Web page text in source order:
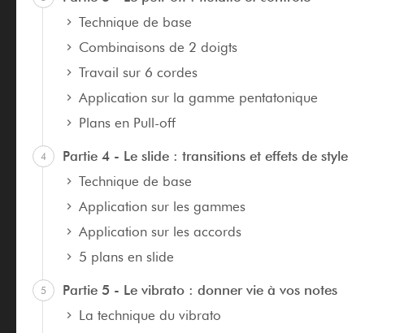
Technique de base
Combinaisons de 2 doigts
Travail sur 6 cordes
Application sur la gamme pentatonique
Plans en Pull-off
4
Partie 4 - Le slide : transitions et effets de style
Technique de base
Application sur les gammes
Application sur les accords
5 plans en slide
5
Partie 5 - Le vibrato : donner vie à vos notes
La technique du vibrato